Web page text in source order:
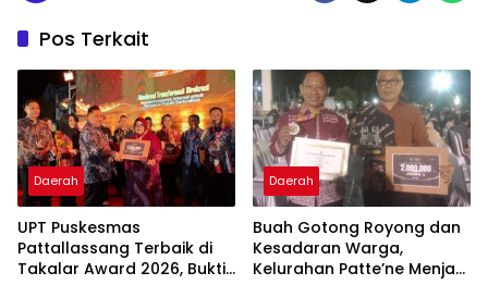
Pos Terkait
Daerah
UPT Puskesmas
Pattallassang Terbaik di
Takalar Award 2026, Bukti
Daerah
Buah Gotong Royong dan
Kesadaran Warga,
Kelurahan Patte’ne Menjadi